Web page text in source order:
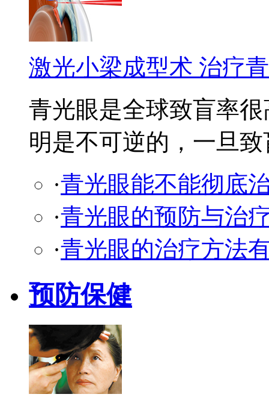
激光小梁成型术 治疗
青光眼是全球致盲率
明是不可逆的，一旦致
·青光眼能不能彻底
·青光眼的预防与治
·青光眼的治疗方法
预防保健